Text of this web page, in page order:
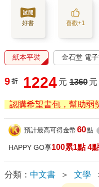
好書 喜歡+1
紙本平裝 金石堂 電
9 折 1224 元 1360 元
認購希望書包，幫助弱
預計最高可得金幣 60點
HAPPY GO享100累1點 4
分類： 中文書 ＞ 文學